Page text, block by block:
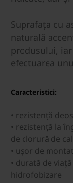
Suprafața cu
naturală
produsului,
efectuarea
Caracteristici:
• rezistență
• rezistență la
de clorură de
• uşor de montat
• durată de
hidrofobizare